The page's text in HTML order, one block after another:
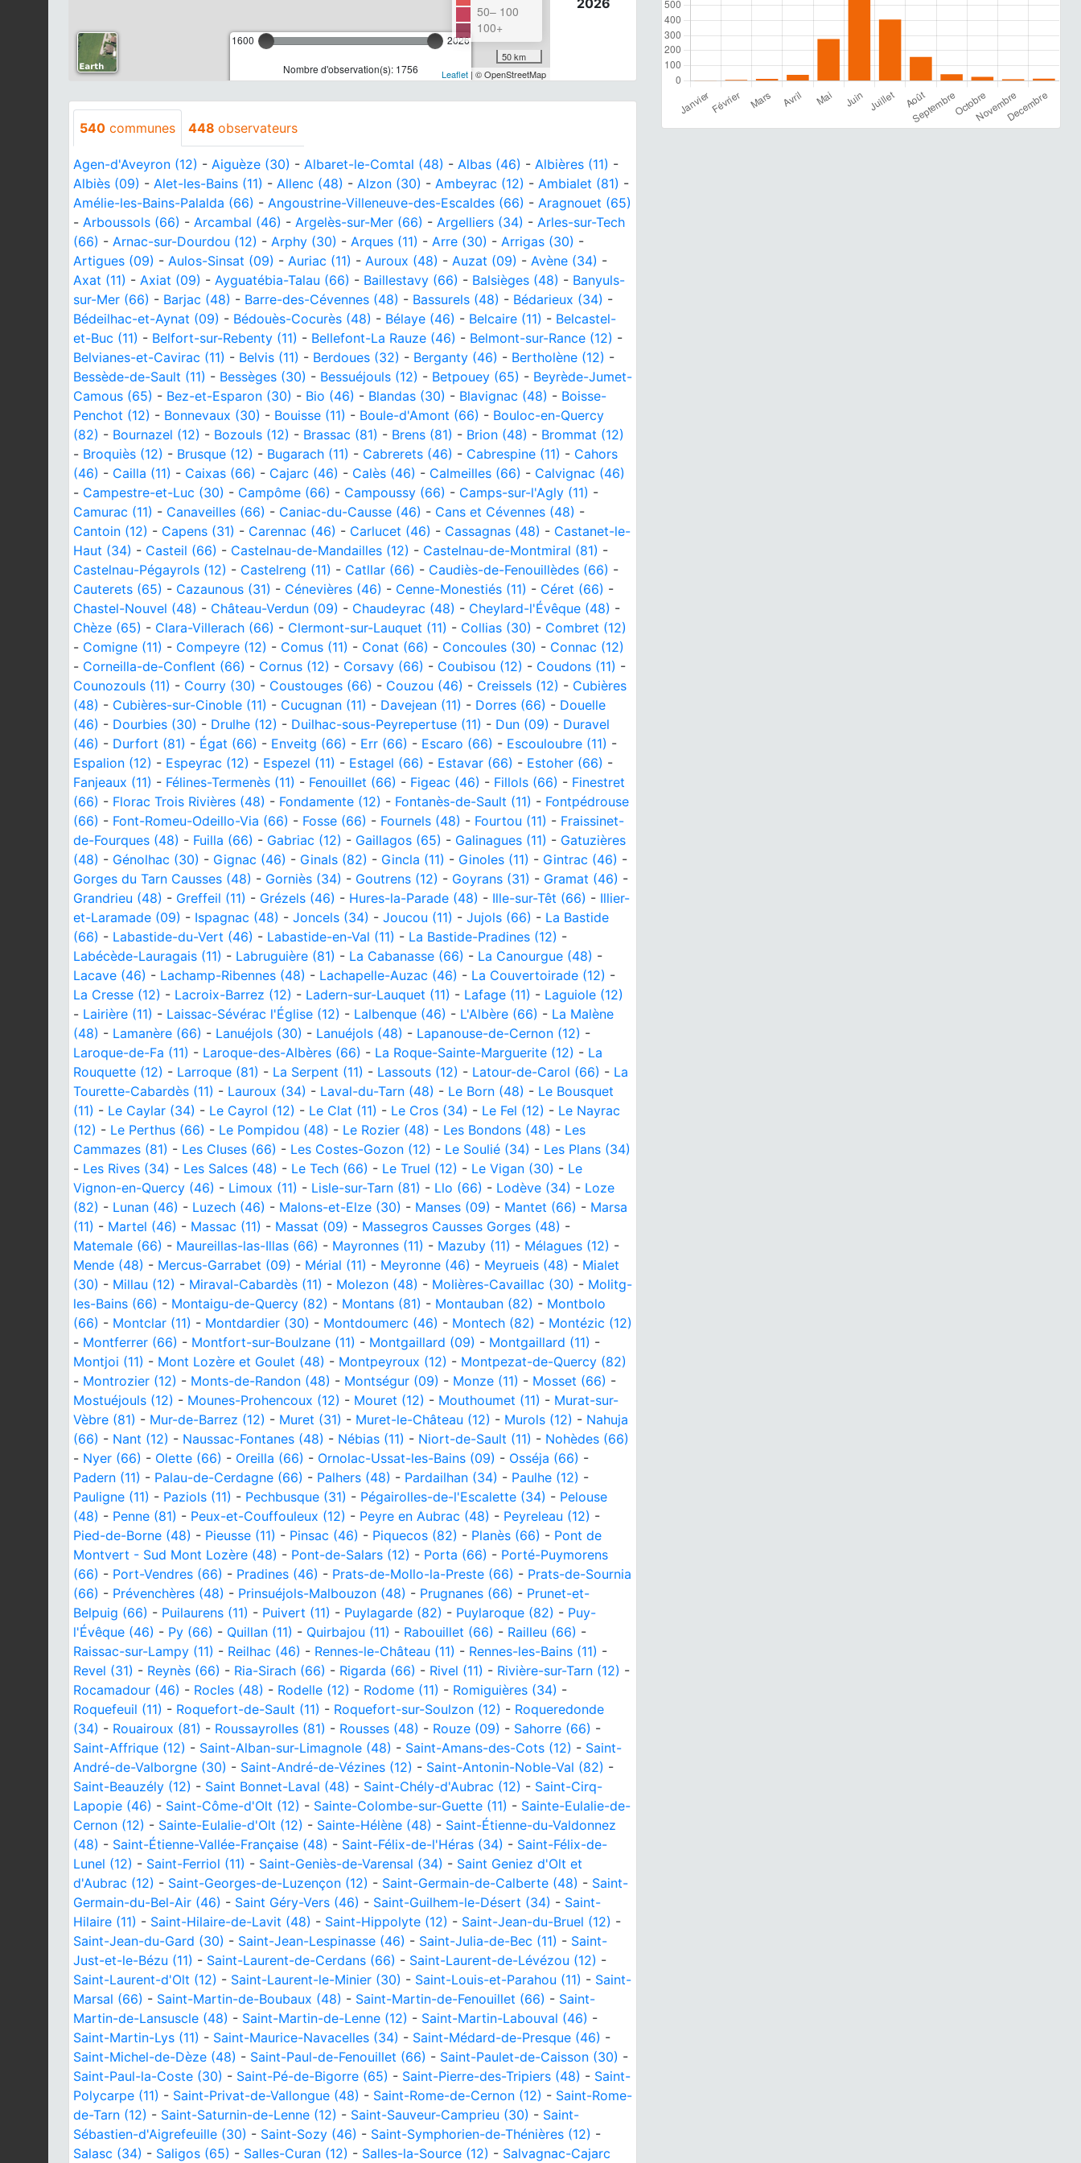
1600 2026
Nombre d'observation(s): 1756
50– 100
100+
50 km
Leaflet| © OpenStreetMap
540 communes 448 observateurs
Agen-d'Aveyron (12) - Aiguèze (30) - Albaret-le-Comtal (48) - Albas (46) - Albières (11) -
Albiès (09) - Alet-les-Bains (11) - Allenc (48) - Alzon (30) - Ambeyrac (12) - Ambialet (81) -
Amélie-les-Bains-Palalda (66) - Angoustrine-Villeneuve-des-Escaldes (66) - Aragnouet (65)
- Arboussols (66) - Arcambal (46) - Argelès-sur-Mer (66) - Argelliers (34) - Arles-sur-Tech
(66) - Arnac-sur-Dourdou (12) - Arphy (30) - Arques (11) - Arre (30) - Arrigas (30) -
Artigues (09) - Aulos-Sinsat (09) - Auriac (11) - Auroux (48) - Auzat (09) - Avène (34) -
Axat (11) - Axiat (09) - Ayguatébia-Talau (66) - Baillestavy (66) - Balsièges (48) - Banyuls-
sur-Mer (66) - Barjac (48) - Barre-des-Cévennes (48) - Bassurels (48) - Bédarieux (34) -
Bédeilhac-et-Aynat (09) - Bédouès-Cocurès (48) - Bélaye (46) - Belcaire (11) - Belcastel-
et-Buc (11) - Belfort-sur-Rebenty (11) - Bellefont-La Rauze (46) - Belmont-sur-Rance (12) -
Belvianes-et-Cavirac (11) - Belvis (11) - Berdoues (32) - Berganty (46) - Bertholène (12) -
Bessède-de-Sault (11) - Bessèges (30) - Bessuéjouls (12) - Betpouey (65) - Beyrède-Jumet-
Camous (65) - Bez-et-Esparon (30) - Bio (46) - Blandas (30) - Blavignac (48) - Boisse-
Penchot (12) - Bonnevaux (30) - Bouisse (11) - Boule-d'Amont (66) - Bouloc-en-Quercy
(82) - Bournazel (12) - Bozouls (12) - Brassac (81) - Brens (81) - Brion (48) - Brommat (12)
- Broquiès (12) - Brusque (12) - Bugarach (11) - Cabrerets (46) - Cabrespine (11) - Cahors
(46) - Cailla (11) - Caixas (66) - Cajarc (46) - Calès (46) - Calmeilles (66) - Calvignac (46)
- Campestre-et-Luc (30) - Campôme (66) - Campoussy (66) - Camps-sur-l'Agly (11) -
Camurac (11) - Canaveilles (66) - Caniac-du-Causse (46) - Cans et Cévennes (48) -
Cantoin (12) - Capens (31) - Carennac (46) - Carlucet (46) - Cassagnas (48) - Castanet-le-
Haut (34) - Casteil (66) - Castelnau-de-Mandailles (12) - Castelnau-de-Montmiral (81) -
Castelnau-Pégayrols (12) - Castelreng (11) - Catllar (66) - Caudiès-de-Fenouillèdes (66) -
Cauterets (65) - Cazaunous (31) - Cénevières (46) - Cenne-Monestiés (11) - Céret (66) -
Chastel-Nouvel (48) - Château-Verdun (09) - Chaudeyrac (48) - Cheylard-l'Évêque (48) -
Chèze (65) - Clara-Villerach (66) - Clermont-sur-Lauquet (11) - Collias (30) - Combret (12)
- Comigne (11) - Compeyre (12) - Comus (11) - Conat (66) - Concoules (30) - Connac (12)
- Corneilla-de-Conflent (66) - Cornus (12) - Corsavy (66) - Coubisou (12) - Coudons (11) -
Counozouls (11) - Courry (30) - Coustouges (66) - Couzou (46) - Creissels (12) - Cubières
(48) - Cubières-sur-Cinoble (11) - Cucugnan (11) - Davejean (11) - Dorres (66) - Douelle
(46) - Dourbies (30) - Drulhe (12) - Duilhac-sous-Peyrepertuse (11) - Dun (09) - Duravel
(46) - Durfort (81) - Égat (66) - Enveitg (66) - Err (66) - Escaro (66) - Escouloubre (11) -
Espalion (12) - Espeyrac (12) - Espezel (11) - Estagel (66) - Estavar (66) - Estoher (66) -
Fanjeaux (11) - Félines-Termenès (11) - Fenouillet (66) - Figeac (46) - Fillols (66) - Finestret
(66) - Florac Trois Rivières (48) - Fondamente (12) - Fontanès-de-Sault (11) - Fontpédrouse
(66) - Font-Romeu-Odeillo-Via (66) - Fosse (66) - Fournels (48) - Fourtou (11) - Fraissinet-
de-Fourques (48) - Fuilla (66) - Gabriac (12) - Gaillagos (65) - Galinagues (11) - Gatuzières
(48) - Génolhac (30) - Gignac (46) - Ginals (82) - Gincla (11) - Ginoles (11) - Gintrac (46) -
Gorges du Tarn Causses (48) - Gorniès (34) - Goutrens (12) - Goyrans (31) - Gramat (46) -
Grandrieu (48) - Greffeil (11) - Grézels (46) - Hures-la-Parade (48) - Ille-sur-Têt (66) - Illier-
et-Laramade (09) - Ispagnac (48) - Joncels (34) - Joucou (11) - Jujols (66) - La Bastide
(66) - Labastide-du-Vert (46) - Labastide-en-Val (11) - La Bastide-Pradines (12) -
Labécède-Lauragais (11) - Labruguière (81) - La Cabanasse (66) - La Canourgue (48) -
Lacave (46) - Lachamp-Ribennes (48) - Lachapelle-Auzac (46) - La Couvertoirade (12) -
La Cresse (12) - Lacroix-Barrez (12) - Ladern-sur-Lauquet (11) - Lafage (11) - Laguiole (12)
- Lairière (11) - Laissac-Sévérac l'Église (12) - Lalbenque (46) - L'Albère (66) - La Malène
(48) - Lamanère (66) - Lanuéjols (30) - Lanuéjols (48) - Lapanouse-de-Cernon (12) -
Laroque-de-Fa (11) - Laroque-des-Albères (66) - La Roque-Sainte-Marguerite (12) - La
Rouquette (12) - Larroque (81) - La Serpent (11) - Lassouts (12) - Latour-de-Carol (66) - La
Tourette-Cabardès (11) - Lauroux (34) - Laval-du-Tarn (48) - Le Born (48) - Le Bousquet
(11) - Le Caylar (34) - Le Cayrol (12) - Le Clat (11) - Le Cros (34) - Le Fel (12) - Le Nayrac
(12) - Le Perthus (66) - Le Pompidou (48) - Le Rozier (48) - Les Bondons (48) - Les
Cammazes (81) - Les Cluses (66) - Les Costes-Gozon (12) - Le Soulié (34) - Les Plans (34)
- Les Rives (34) - Les Salces (48) - Le Tech (66) - Le Truel (12) - Le Vigan (30) - Le
Vignon-en-Quercy (46) - Limoux (11) - Lisle-sur-Tarn (81) - Llo (66) - Lodève (34) - Loze
(82) - Lunan (46) - Luzech (46) - Malons-et-Elze (30) - Manses (09) - Mantet (66) - Marsa
(11) - Martel (46) - Massac (11) - Massat (09) - Massegros Causses Gorges (48) -
Matemale (66) - Maureillas-las-Illas (66) - Mayronnes (11) - Mazuby (11) - Mélagues (12) -
Mende (48) - Mercus-Garrabet (09) - Mérial (11) - Meyronne (46) - Meyrueis (48) - Mialet
(30) - Millau (12) - Miraval-Cabardès (11) - Molezon (48) - Molières-Cavaillac (30) - Molitg-
les-Bains (66) - Montaigu-de-Quercy (82) - Montans (81) - Montauban (82) - Montbolo
(66) - Montclar (11) - Montdardier (30) - Montdoumerc (46) - Montech (82) - Montézic (12)
- Montferrer (66) - Montfort-sur-Boulzane (11) - Montgaillard (09) - Montgaillard (11) -
Montjoi (11) - Mont Lozère et Goulet (48) - Montpeyroux (12) - Montpezat-de-Quercy (82)
- Montrozier (12) - Monts-de-Randon (48) - Montségur (09) - Monze (11) - Mosset (66) -
Mostuéjouls (12) - Mounes-Prohencoux (12) - Mouret (12) - Mouthoumet (11) - Murat-sur-
Vèbre (81) - Mur-de-Barrez (12) - Muret (31) - Muret-le-Château (12) - Murols (12) - Nahuja
(66) - Nant (12) - Naussac-Fontanes (48) - Nébias (11) - Niort-de-Sault (11) - Nohèdes (66)
- Nyer (66) - Olette (66) - Oreilla (66) - Ornolac-Ussat-les-Bains (09) - Osséja (66) -
Padern (11) - Palau-de-Cerdagne (66) - Palhers (48) - Pardailhan (34) - Paulhe (12) -
Pauligne (11) - Paziols (11) - Pechbusque (31) - Pégairolles-de-l'Escalette (34) - Pelouse
(48) - Penne (81) - Peux-et-Couffouleux (12) - Peyre en Aubrac (48) - Peyreleau (12) -
Pied-de-Borne (48) - Pieusse (11) - Pinsac (46) - Piquecos (82) - Planès (66) - Pont de
Montvert - Sud Mont Lozère (48) - Pont-de-Salars (12) - Porta (66) - Porté-Puymorens
(66) - Port-Vendres (66) - Pradines (46) - Prats-de-Mollo-la-Preste (66) - Prats-de-Sournia
(66) - Prévenchères (48) - Prinsuéjols-Malbouzon (48) - Prugnanes (66) - Prunet-et-
Belpuig (66) - Puilaurens (11) - Puivert (11) - Puylagarde (82) - Puylaroque (82) - Puy-
l'Évêque (46) - Py (66) - Quillan (11) - Quirbajou (11) - Rabouillet (66) - Railleu (66) -
Raissac-sur-Lampy (11) - Reilhac (46) - Rennes-le-Château (11) - Rennes-les-Bains (11) -
Revel (31) - Reynès (66) - Ria-Sirach (66) - Rigarda (66) - Rivel (11) - Rivière-sur-Tarn (12) -
Rocamadour (46) - Rocles (48) - Rodelle (12) - Rodome (11) - Romiguières (34) -
Roquefeuil (11) - Roquefort-de-Sault (11) - Roquefort-sur-Soulzon (12) - Roqueredonde
(34) - Rouairoux (81) - Roussayrolles (81) - Rousses (48) - Rouze (09) - Sahorre (66) -
Saint-Affrique (12) - Saint-Alban-sur-Limagnole (48) - Saint-Amans-des-Cots (12) - Saint-
André-de-Valborgne (30) - Saint-André-de-Vézines (12) - Saint-Antonin-Noble-Val (82) -
Saint-Beauzély (12) - Saint Bonnet-Laval (48) - Saint-Chély-d'Aubrac (12) - Saint-Cirq-
Lapopie (46) - Saint-Côme-d'Olt (12) - Sainte-Colombe-sur-Guette (11) - Sainte-Eulalie-de-
Cernon (12) - Sainte-Eulalie-d'Olt (12) - Sainte-Hélène (48) - Saint-Étienne-du-Valdonnez
(48) - Saint-Étienne-Vallée-Française (48) - Saint-Félix-de-l'Héras (34) - Saint-Félix-de-
Lunel (12) - Saint-Ferriol (11) - Saint-Geniès-de-Varensal (34) - Saint Geniez d'Olt et
d'Aubrac (12) - Saint-Georges-de-Luzençon (12) - Saint-Germain-de-Calberte (48) - Saint-
Germain-du-Bel-Air (46) - Saint Géry-Vers (46) - Saint-Guilhem-le-Désert (34) - Saint-
Hilaire (11) - Saint-Hilaire-de-Lavit (48) - Saint-Hippolyte (12) - Saint-Jean-du-Bruel (12) -
Saint-Jean-du-Gard (30) - Saint-Jean-Lespinasse (46) - Saint-Julia-de-Bec (11) - Saint-
Just-et-le-Bézu (11) - Saint-Laurent-de-Cerdans (66) - Saint-Laurent-de-Lévézou (12) -
Saint-Laurent-d'Olt (12) - Saint-Laurent-le-Minier (30) - Saint-Louis-et-Parahou (11) - Saint-
Marsal (66) - Saint-Martin-de-Boubaux (48) - Saint-Martin-de-Fenouillet (66) - Saint-
Martin-de-Lansuscle (48) - Saint-Martin-de-Lenne (12) - Saint-Martin-Labouval (46) -
Saint-Martin-Lys (11) - Saint-Maurice-Navacelles (34) - Saint-Médard-de-Presque (46) -
Saint-Michel-de-Dèze (48) - Saint-Paul-de-Fenouillet (66) - Saint-Paulet-de-Caisson (30) -
Saint-Paul-la-Coste (30) - Saint-Pé-de-Bigorre (65) - Saint-Pierre-des-Tripiers (48) - Saint-
Polycarpe (11) - Saint-Privat-de-Vallongue (48) - Saint-Rome-de-Cernon (12) - Saint-Rome-
de-Tarn (12) - Saint-Saturnin-de-Lenne (12) - Saint-Sauveur-Camprieu (30) - Saint-
Sébastien-d'Aigrefeuille (30) - Saint-Sozy (46) - Saint-Symphorien-de-Thénières (12) -
Salasc (34) - Saligos (65) - Salles-Curan (12) - Salles-la-Source (12) - Salvagnac-Cajarc